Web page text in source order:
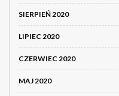
SIERPIEŃ 2020
LIPIEC 2020
CZERWIEC 2020
MAJ 2020